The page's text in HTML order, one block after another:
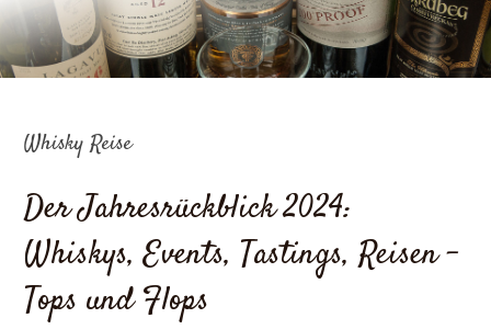
Whisky Reise
Der Jahresrückblick 2024:
Whiskys, Events, Tastings, Reisen –
Tops und Flops